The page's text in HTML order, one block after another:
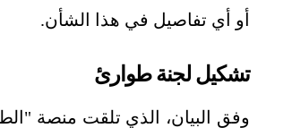
أو أي تفاصيل في هذا الشأن.
تشكيل لجنة طوارئ
وفق البيان، الذي تلقت منصة